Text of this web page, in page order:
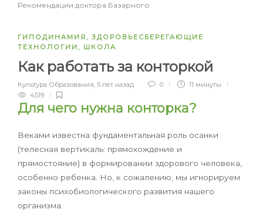
Рекомендации доктора Базарного
ГИПОДИНАМИЯ, ЗДОРОВЬЕСБЕРЕГАЮЩИЕ
ТЕХНОЛОГИИ, ШКОЛА
Как работать за конторкой
Культура Образования, 5 лет назад 0
11 минуты
4519
Для чего нужна конторка?
Веками известна фундаментальная роль осанки
(телесная вертикаль: прямохождение и
прямостояние) в формировании здорового человека,
особенно ребенка. Но, к сожалению, мы игнорируем
законы психобиологического развития нашего
организма.